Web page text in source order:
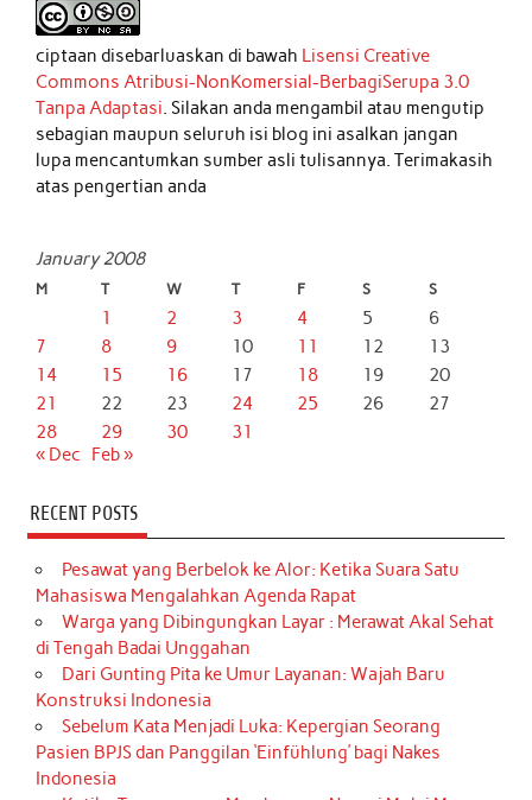
ciptaan disebarluaskan di bawah Lisensi Creative
Commons Atribusi-NonKomersial-BerbagiSerupa 3.0
Tanpa Adaptasi. Silakan anda mengambil atau mengutip
sebagian maupun seluruh isi blog ini asalkan jangan
lupa mencantumkan sumber asli tulisannya. Terimakasih
atas pengertian anda
January 2008
M T W T F S S
1 2 3 4 5
6
7
8 9 10 11 12
13
14
15 16 17 18 19
20
21
22 23 24 25 26
27
28
29 30
31
« Dec
Feb »
RECENT POSTS
Pesawat yang Berbelok ke Alor: Ketika Suara Satu
Mahasiswa Mengalahkan Agenda Rapat
Warga yang Dibingungkan Layar : Merawat Akal Sehat
di Tengah Badai Unggahan
Dari Gunting Pita ke Umur Layanan: Wajah Baru
Konstruksi Indonesia
Sebelum Kata Menjadi Luka: Kepergian Seorang
Pasien BPJS dan Panggilan ‘Einfühlung’ bagi Nakes
Indonesia